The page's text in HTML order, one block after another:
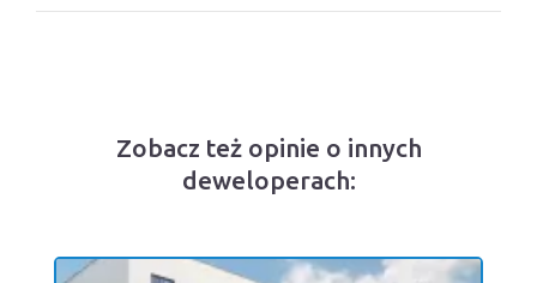
Zobacz też opinie o innych
deweloperach: